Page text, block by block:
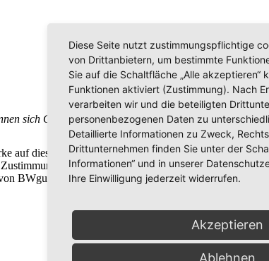
sich Geschwister bei Rüdiger Engelien melden:
auf diesen Seiten unterliegen dem deutschen
des jeweiligen Autors bzw. der Redaktion.
BWgung ohne Erlaubnis zu veröffentlichen.
Diese Seite nutzt zustimmungspflichtige
von Drittanbietern, um bestimmte
Sie auf die Schaltfläche „Alle akzeptieren“
Funktionen aktiviert (Zustimmung). Nach
verarbeiten wir und die beteiligten
personenbezogenen Daten zu
Detaillierte Informationen zu Zweck,
Drittunternehmen finden Sie unter der
Informationen“ und in unserer
Ihre Einwilligung jederzeit widerrufen.
Akzeptieren
Ablehnen